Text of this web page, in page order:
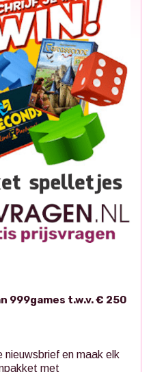
999games t.w.v. € 250
nieuwsbrief en maak elk
met